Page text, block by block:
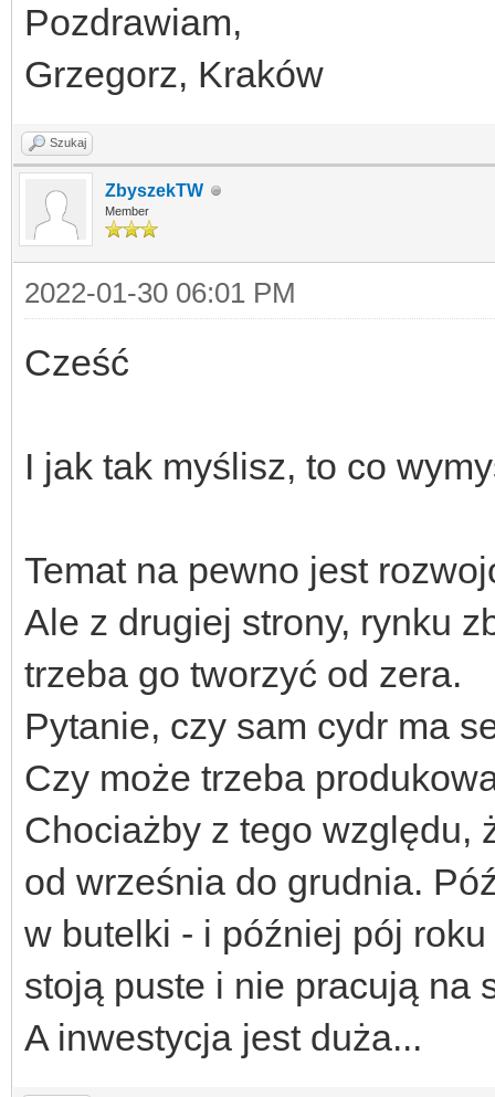
Pozdrawiam,
Grzegorz, Kraków
Szukaj
ZbyszekTW
Member
2022-01-30 06:01 PM
Cześć
I jak tak myślisz, to co
Temat na pewno jest
Ale z drugiej strony, rynku
trzeba go tworzyć od zera.
Pytanie, czy sam cydr ma
Czy może trzeba
Chociażby z tego względu,
od września do grudnia.
w butelki - i później pój
stoją puste i nie pracują na
A inwestycja jest duża...